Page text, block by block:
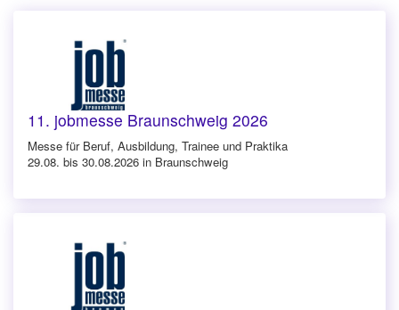
11. jobmesse Braunschweig 2026
Messe für Beruf, Ausbildung, Trainee und Praktika
29.08. bis 30.08.2026 in Braunschweig